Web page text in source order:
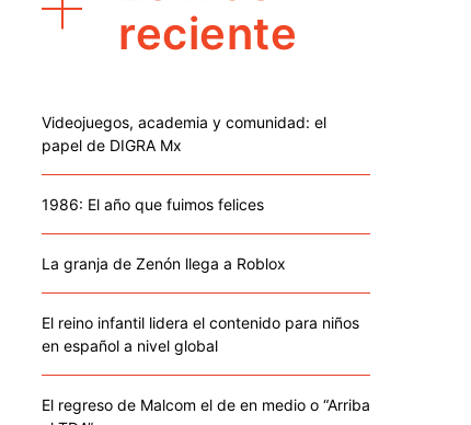
reciente
Videojuegos, academia y comunidad: el
papel de DIGRA Mx
1986: El año que fuimos felices
La granja de Zenón llega a Roblox
El reino infantil lidera el contenido para niños
en español a nivel global
El regreso de Malcom el de en medio o “Arriba